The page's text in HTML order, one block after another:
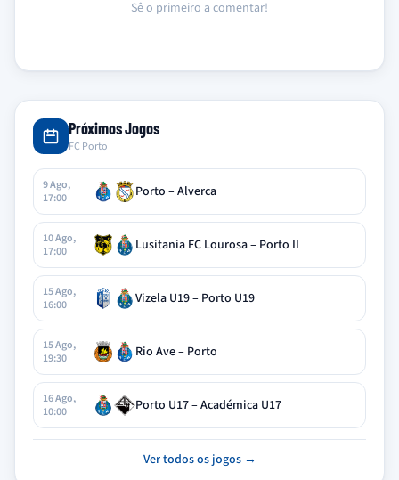
Sê o primeiro a comentar!
Próximos Jogos
FC Porto
9 Ago,
17:00
Porto – Alverca
10 Ago,
17:00
Lusitania FC Lourosa – Porto II
15 Ago,
16:00
Vizela U19 – Porto U19
15 Ago,
19:30
Rio Ave – Porto
16 Ago,
10:00
Porto U17 – Académica U17
Ver todos os jogos →